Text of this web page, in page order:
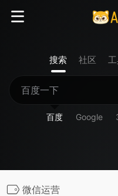
搜索 社区
百度 Google
微信运营